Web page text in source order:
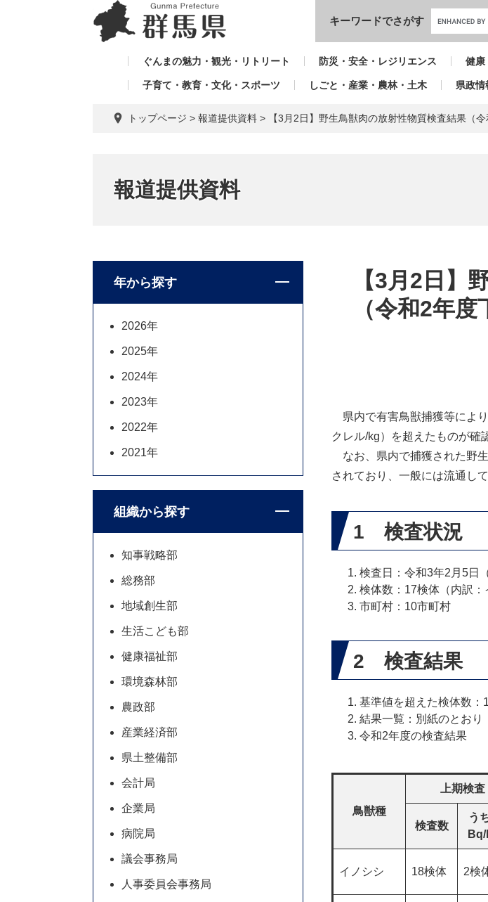
本文へ
キーワードでさがす
ぐんまの魅力・観光・リトリート 防災・安全・レジリエンス 健康
子育て・教育・文化・スポーツ しごと・産業・農林・土木 県政情
トップページ > 報道提供資料 > 【3月2日】野生鳥獣肉の放射性物質検査結果（
報道提供資料
【3月2日】
（令和2年
県内で有害鳥獣捕獲等によ
クレル/kg）を超えたものが確
なお、県内で捕獲された野
されており、一般には流通して
1 検査状況
検査日：令和3年2月5日
検体数：17検体（内訳：
市町村：10市町村
2 検査結果
基準値を超えた検体数：
結果一覧：別紙のとおり
令和2年度の検査結果
鳥獣種
上期検査
検査数
う
イノシシ 18検体 2検
年から探す
2026年
2025年
2024年
2023年
2022年
2021年
組織から探す
知事戦略部
総務部
地域創生部
生活こども部
健康福祉部
環境森林部
農政部
産業経済部
県土整備部
会計局
企業局
病院局
議会事務局
人事委員会事務局